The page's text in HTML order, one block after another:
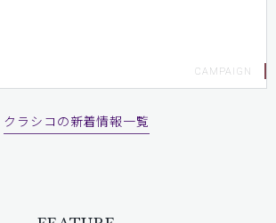
クラシコの新着情報一覧